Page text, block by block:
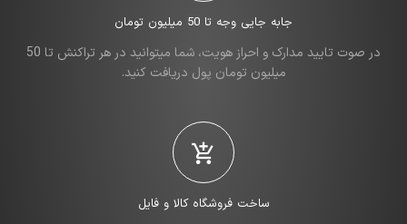
جابه جایی وجه تا 50 میلیون تومان
در صوت تایید مدارک و احراز هویت، شما میتوانید در هر تراکنش تا 50
میلیون تومان پول دریافت کنید.
ساخت فروشگاه کالا و فایل